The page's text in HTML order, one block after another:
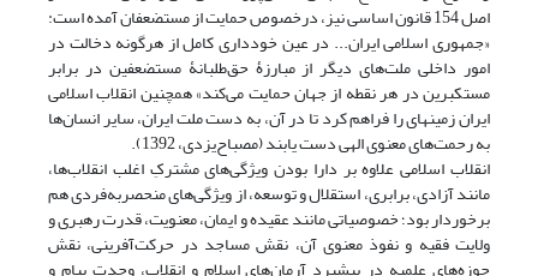
اصل 154 قانون اساسی نیز، درخصوص حمایت از مستضعفان آمده است:
«جمهوری اسلامی ایران... در عین خودداری کامل از هرگونه دخالت در
امور داخلی ملت‌های دیگر از مبارزۀ حق‌طلبانۀ مستضعفین در برابر
مستکبرین در هر نقطه از جهان حمایت می‌کند» همچنین انقلاب اسلامی
ایران زمینه‎ای را فراهم کرد تا در آن، به دست ملت ایران، سایر انسان‌ها
به رحمت‌های معنوی الهی دست یابند (مصباح‌یزدی، 1392).
انقلاب اسلامی علاوه بر دارا بودن ویژگی‌های مشترکِ اغلب انقلاب‌ها،
مانند آزادی، برابری، استقلال و توسعه، از ویژگی‌های منحصربه‌‌فردی هم
برخوردار بود؛ خصوصیاتی مانند عقیده و ایمان، معنویت، قدرت رهبری و
ولایت ‌فقیه و نفوذ معنوی آن، نقش مساجد در حرکت‌آفرینی، نقش